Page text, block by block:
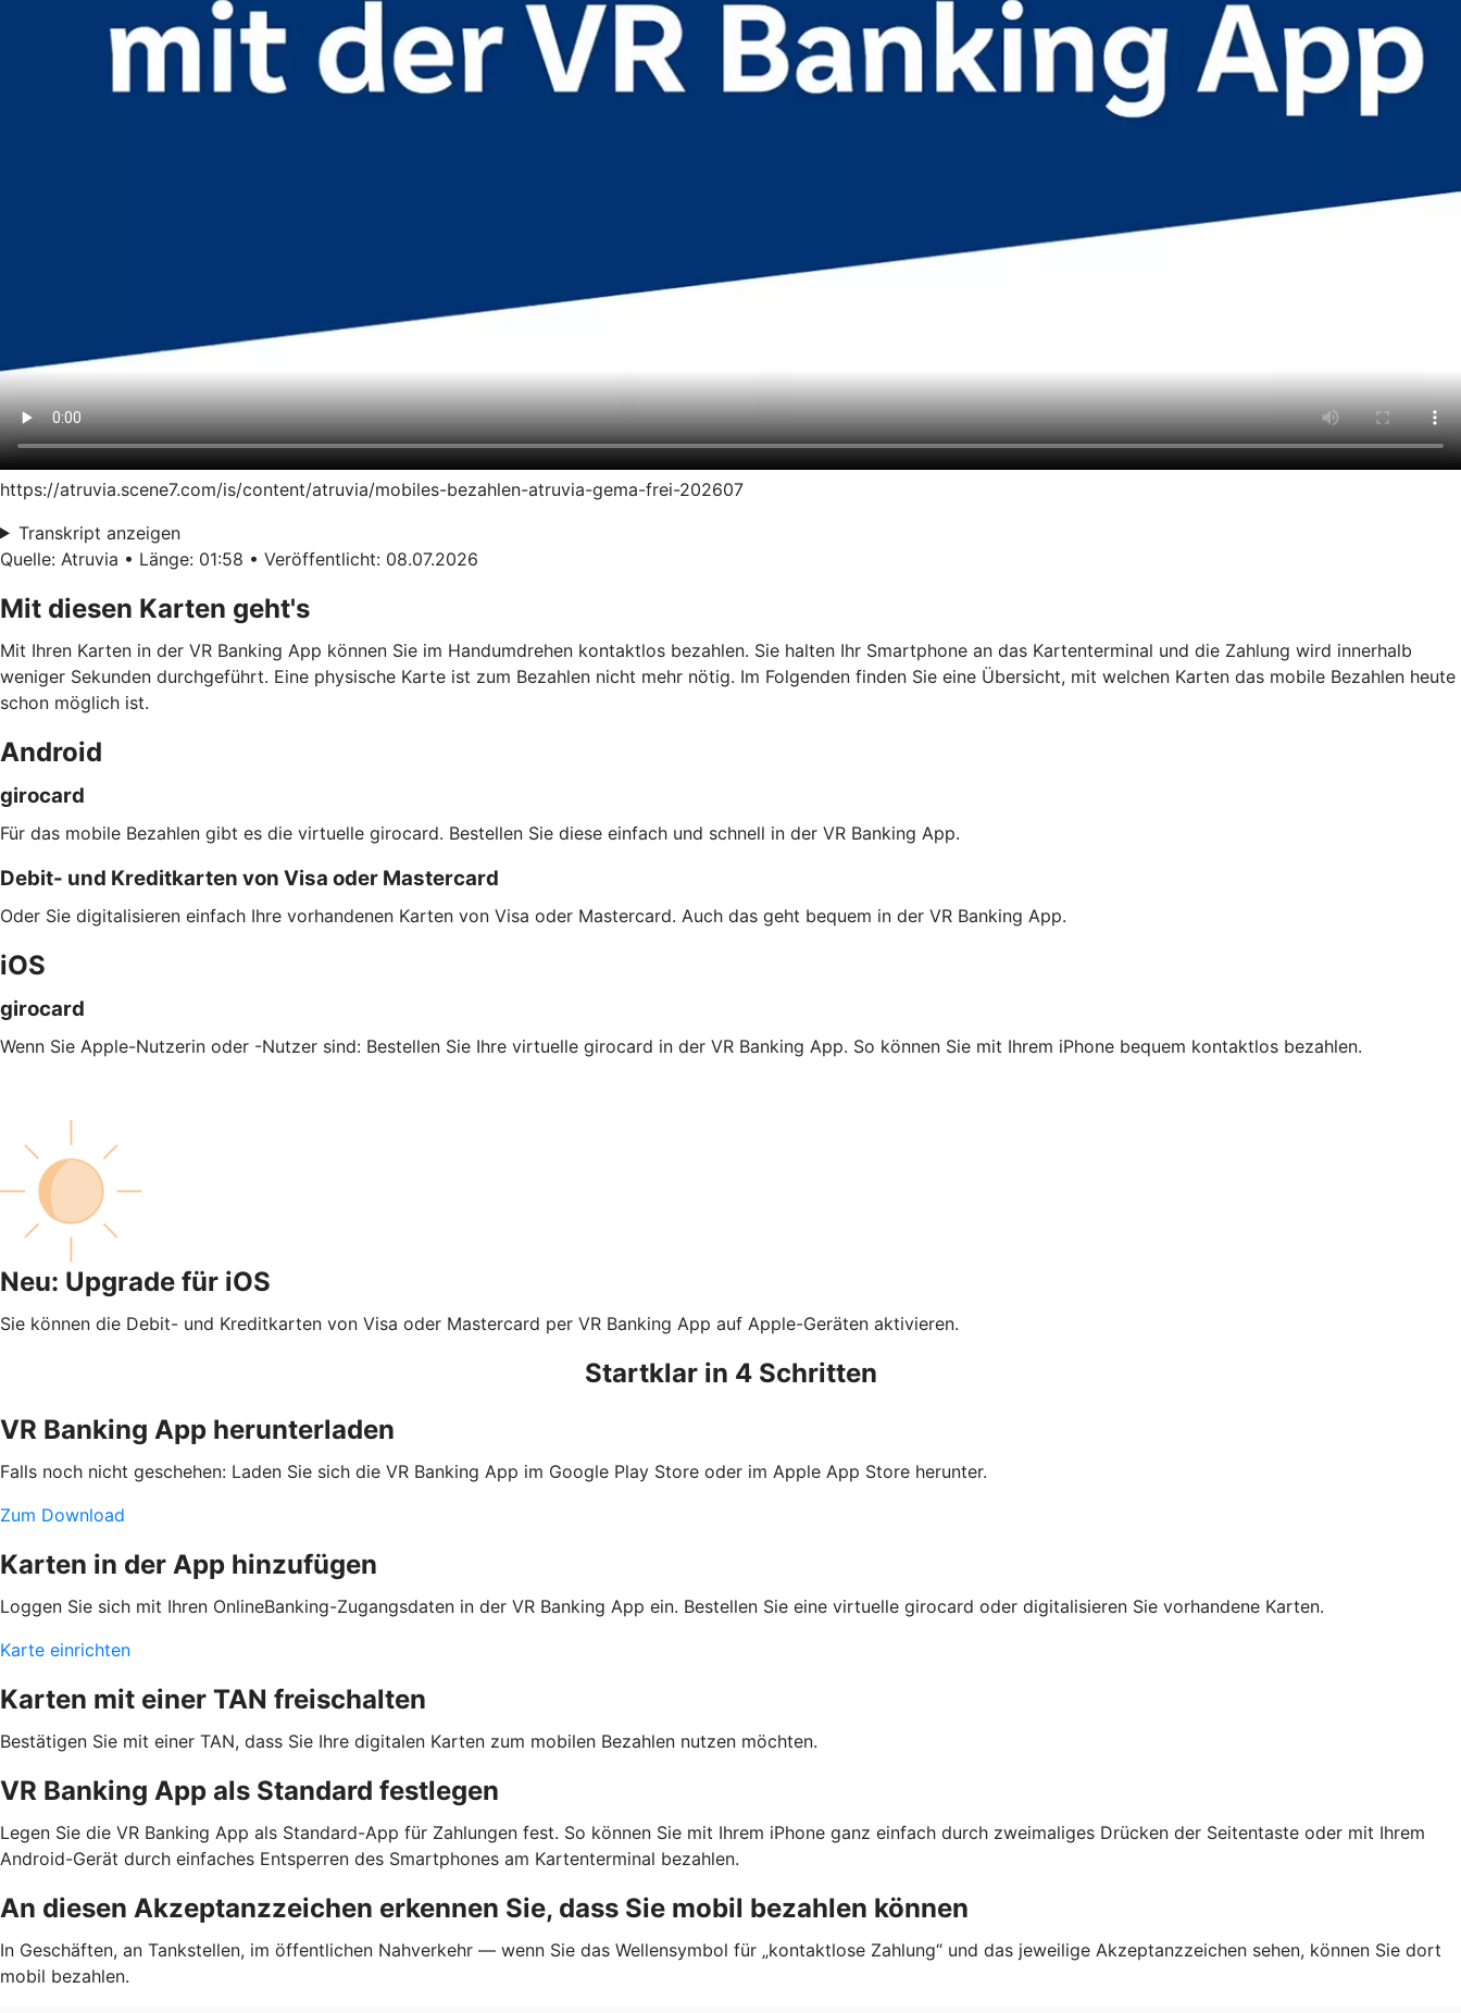
https://atruvia.scene7.com/is/content/atruvia/mobiles-bezahlen-atruvia-gema-frei-202607
Transkript anzeigen
Quelle: Atruvia • Länge: 01:58 • Veröffentlicht: 08.07.2026
Mit diesen Karten geht's
Mit Ihren Karten in der VR Banking App können Sie im Handumdrehen kontaktlos bezahlen. Sie halten Ihr Smartphone an das Kartenterminal und die Zahlung wird innerhalb
weniger Sekunden durchgeführt. Eine physische Karte ist zum Bezahlen nicht mehr nötig. Im Folgenden finden Sie eine Übersicht, mit welchen Karten das mobile Bezahlen heute
schon möglich ist.
Android
girocard
Für das mobile Bezahlen gibt es die virtuelle girocard. Bestellen Sie diese einfach und schnell in der VR Banking App.
Debit- und Kreditkarten von Visa oder Mastercard
Oder Sie digitalisieren einfach Ihre vorhandenen Karten von Visa oder Mastercard. Auch das geht bequem in der VR Banking App.
iOS
girocard
Wenn Sie Apple-Nutzerin oder -Nutzer sind: Bestellen Sie Ihre virtuelle girocard in der VR Banking App. So können Sie mit Ihrem iPhone bequem kontaktlos bezahlen.
Neu: Upgrade für iOS
Sie können die Debit- und Kreditkarten von Visa oder Mastercard per VR Banking App auf Apple-Geräten aktivieren.
Startklar in 4 Schritten
VR Banking App herunterladen
Falls noch nicht geschehen: Laden Sie sich die VR Banking App im Google Play Store oder im Apple App Store herunter.
Zum Download
Karten in der App hinzufügen
Loggen Sie sich mit Ihren OnlineBanking-Zugangsdaten in der VR Banking App ein. Bestellen Sie eine virtuelle girocard oder digitalisieren Sie vorhandene Karten.
Karte einrichten
Karten mit einer TAN freischalten
Bestätigen Sie mit einer TAN, dass Sie Ihre digitalen Karten zum mobilen Bezahlen nutzen möchten.
VR Banking App als Standard festlegen
Legen Sie die VR Banking App als Standard-App für Zahlungen fest. So können Sie mit Ihrem iPhone ganz einfach durch zweimaliges Drücken der Seitentaste oder mit Ihrem
Android-Gerät durch einfaches Entsperren des Smartphones am Kartenterminal bezahlen.
An diesen Akzeptanzzeichen erkennen Sie, dass Sie mobil bezahlen können
In Geschäften, an Tankstellen, im öffentlichen Nahverkehr — wenn Sie das Wellensymbol für „kontaktlose Zahlung“ und das jeweilige Akzeptanzzeichen sehen, können Sie dort
mobil bezahlen.